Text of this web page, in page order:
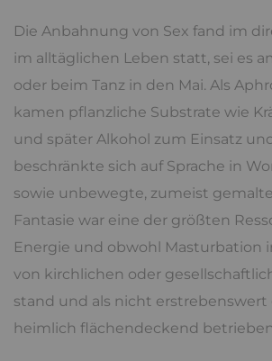
Die Anbahnung von Sex fand im
im alltäglichen Leben statt, sei es
oder beim Tanz in den Mai. Als
kamen pflanzliche Substrate wie
und später Alkohol zum Einsatz
beschränkte sich auf Sprache in
sowie unbewegte, zumeist
Fantasie war eine der größten
Energie und obwohl Masturbation
von kirchlichen oder
stand und als nicht erstrebenswert
heimlich flächendeckend